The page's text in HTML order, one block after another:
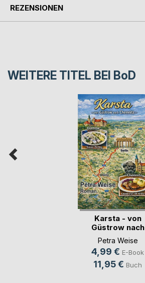
REZENSIONEN
WEITERE TITEL BEI BoD
Karsta - von
Güstrow nach
Chemnitz
Petra Weise
4,99 € E-Book
11,95 € Buch